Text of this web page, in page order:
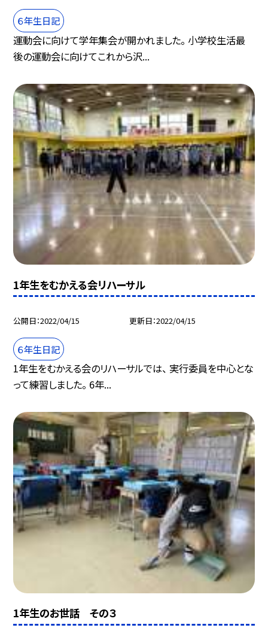
６年生日記
運動会に向けて学年集会が開かれました。 小学校生活最
後の運動会に向けてこれから沢...
1年生をむかえる会リハーサル
公開日 2022/04/15 更新日 2022/04/15
６年生日記
1年生をむかえる会のリハーサルでは、 実行委員を中心とな
って練習しました。 6年...
1年生のお世話 その３